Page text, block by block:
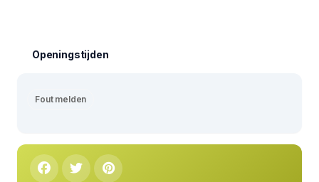
Openingstijden
Fout melden